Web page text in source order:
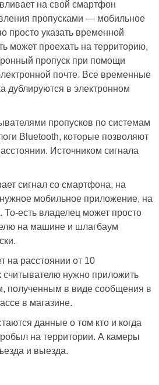
на свой смартфон
пропусками — мобильное
просто указать временной
может проехать на территорию,
пропуск при помощи
почте. Все временные
дублируются в электронном
пропусков по системам
Bluetooth, которые позволяют
Источником сигнала
сигнал со смартфона, на
мобильное приложение, на
То-есть владелец может просто
на машине и шлагбаум
на расстоянии от 10
считывателю нужно приложить
полученным в виде сообщения в
в магазине.
данные о том кто и когда
на территории. А камеры
и выезда.